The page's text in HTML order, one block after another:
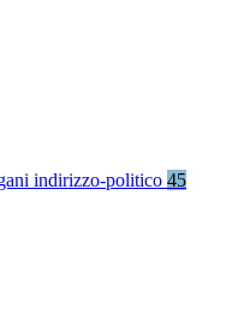
indirizzo-politico 45